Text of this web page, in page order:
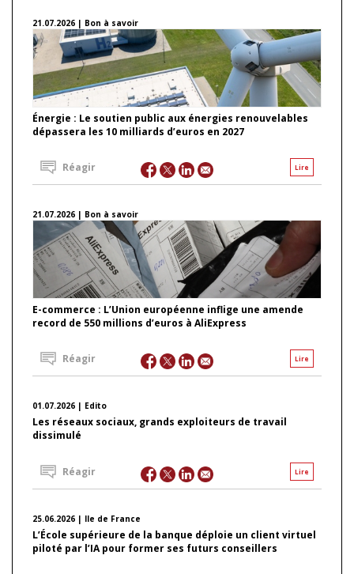
21.07.2026 | Bon à savoir
Énergie : Le soutien public aux énergies renouvelables
dépassera les 10 milliards d’euros en 2027
Lire
Réagir
21.07.2026 | Bon à savoir
E-commerce : L’Union européenne inflige une amende
record de 550 millions d’euros à AliExpress
Lire
Réagir
01.07.2026 | Edito
Les réseaux sociaux, grands exploiteurs de travail
dissimulé
Lire
Réagir
25.06.2026 | Ile de France
L’École supérieure de la banque déploie un client virtuel
piloté par l’IA pour former ses futurs conseillers